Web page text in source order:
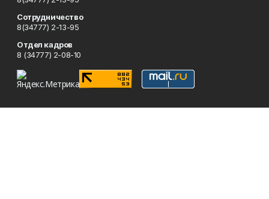
Сотрудничество
8(34777) 2-13-95
Отдел кадров
8 (34777) 2-08-10